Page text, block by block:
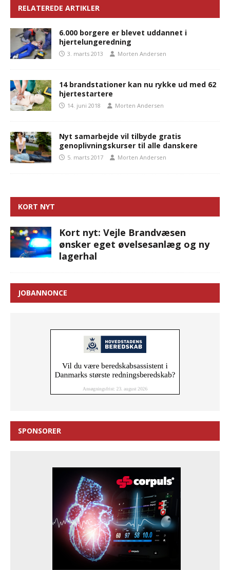
RELATEREDE ARTIKLER
6.000 borgere er blevet uddannet i
hjertelungeredning
3. marts 2013 Morten Andersen
14 brandstationer kan nu rykke ud med 62
hjertestartere
14. juni 2018 Morten Andersen
Nyt samarbejde vil tilbyde gratis
genoplivningskurser til alle danskere
5. marts 2017 Morten Andersen
KORT NYT
Kort nyt: Vejle Brandvæsen
ønsker eget øvelsesanlæg og ny
lagerhal
JOBANNONCE
SPONSORER